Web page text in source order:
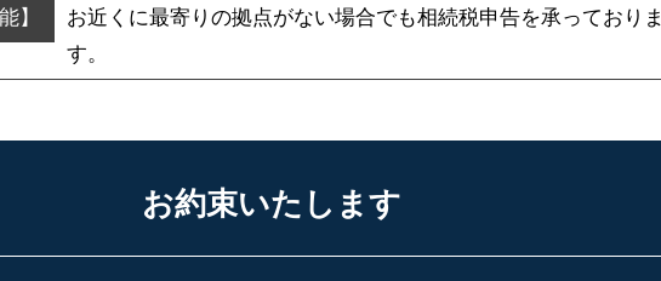
お近くに最寄りの拠点がない場合でも相続税申告を承っておりま
す。
お約束いたします